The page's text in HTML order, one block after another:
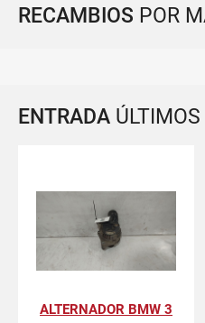
RECAMBIOS POR
ENTRADA
ALTERNADOR BMW 3